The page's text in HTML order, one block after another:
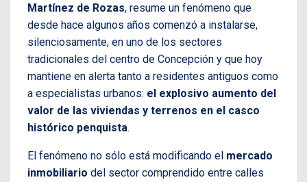
Martínez de Rozas, resume un fenómeno que
desde hace algunos años comenzó a instalarse,
silenciosamente, en uno de los sectores
tradicionales del centro de Concepción y que hoy
mantiene en alerta tanto a residentes antiguos como
a especialistas urbanos: el explosivo aumento del
valor de las viviendas y terrenos en el casco
histórico penquista.
El fenómeno no sólo está modificando el mercado
inmobiliario del sector comprendido entre calles